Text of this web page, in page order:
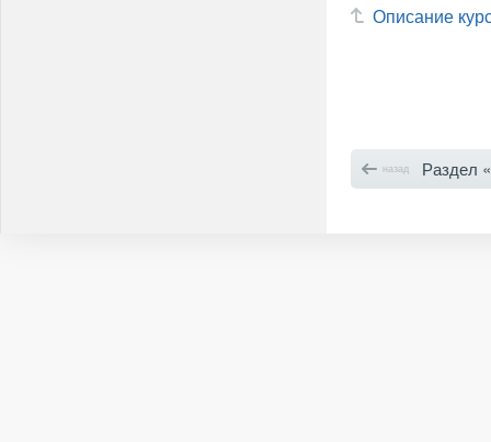
Описание
назад Раздел